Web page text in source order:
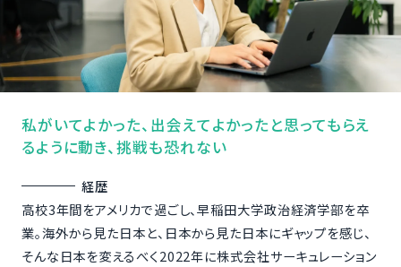
私がいてよかった、出会えてよかったと思ってもらえ
るように動き、挑戦も恐れない
経歴
高校3年間をアメリカで過ごし、早稲田大学政治経済学部を卒
業。海外から見た日本と、日本から見た日本にギャップを感じ、
そんな日本を変えるべく2022年に株式会社サーキュレーション